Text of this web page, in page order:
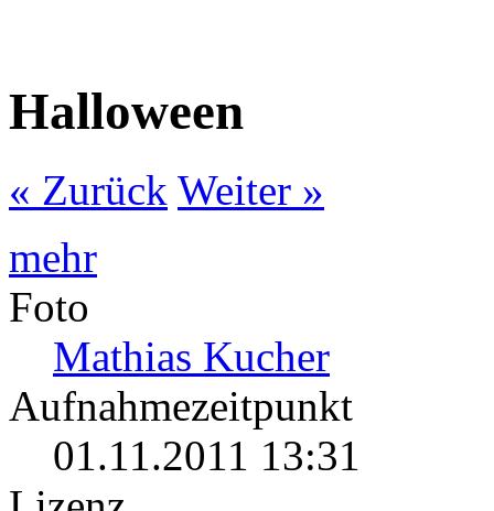
Halloween
« Zurück
mehr
Foto
Mathias Kucher
Aufnahmezeitpunkt